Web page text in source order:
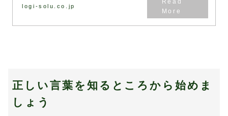
logi-solu.co.jp
正しい言葉を知るところから始めま
しょう